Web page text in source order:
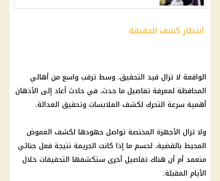
انتظار كشف الحقيقة
الواقعة لا تزال قيد التحقيق، وسط ترقب واسع من أهالي
المحافظة لمعرفة تفاصيل ما حدث، في حادث أعاد إلى الأذهان
أهمية سرعة التحرك لكشف الملابسات وتحقيق العدالة.
ولا تزال الأجهزة المختصة تواصل جهودها لكشف الغموض
المحيط بالقضية، لحسم ما إذا كانت الجريمة نتيجة فعل جنائي
متعمد أم أن هناك تفاصيل أخرى ستكشفها التحقيقات خلال
الأيام المقبلة.